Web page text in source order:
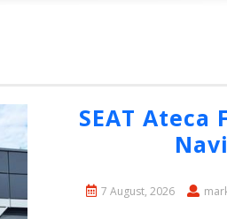
SEAT Ateca
7 August, 2026